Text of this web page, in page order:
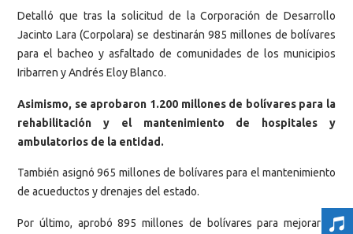
Detalló que tras la solicitud de la Corporación de Desarrollo
Jacinto Lara (Corpolara) se destinarán 985 millones de bolívares
para el bacheo y asfaltado de comunidades de los municipios
Iribarren y Andrés Eloy Blanco.
Asimismo, se aprobaron 1.200 millones de bolívares para la
rehabilitación y el mantenimiento de hospitales y
ambulatorios de la entidad.
También asignó 965 millones de bolívares para el mantenimiento
de acueductos y drenajes del estado.
Por último, aprobó 895 millones de bolívares para mejorar el